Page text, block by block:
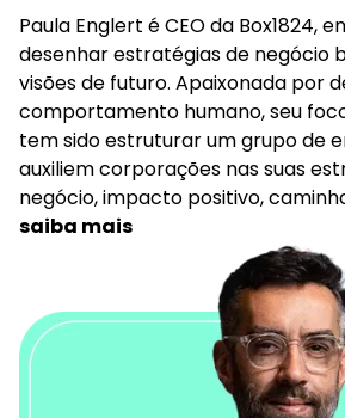
Paula Englert é CEO da Box1824,
desenhar estratégias de negócio
visões de futuro. Apaixonada por
comportamento humano, seu
tem sido estruturar um grupo de
auxiliem corporações nas suas
negócio, impacto positivo,
saiba mais